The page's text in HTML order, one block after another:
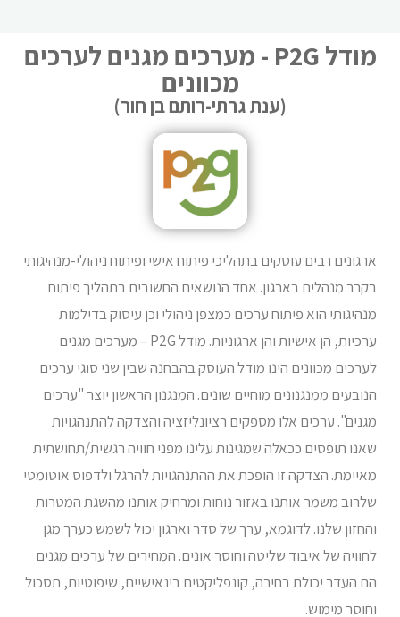
מודל P2G - מערכים מגנים לערכים
מכוונים
(ענת גרתי-רותם בן חור)
ארגונים רבים עוסקים בתהליכי פיתוח אישי ופיתוח ניהולי-מנהיגותי
בקרב מנהלים בארגון. אחד הנושאים החשובים בתהליך פיתוח
מנהיגותי הוא פיתוח ערכים כמצפן ניהולי וכן עיסוק בדילמות
ערכיות, הן אישיות והן ארגוניות. מודל P2G – מערכים מגנים
לערכים מכוונים הינו מודל העוסק בהבחנה שבין שני סוגי ערכים
הנובעים ממנגנונים מוחיים שונים. המנגנון הראשון יוצר "ערכים
מגנים". ערכים אלו מספקים רציונליזציה והצדקה להתנהגויות
שאנו תופסים ככאלה שמגינות עלינו מפני חוויה רגשית/תחושתית
מאיימת. הצדקה זו הופכת את ההתנהגויות להרגל ולדפוס אוטומטי
שלרוב משמר אותנו באזור נוחות ומרחיק אותנו מהשגת המטרות
והחזון שלנו. לדוגמא, ערך של סדר וארגון יכול לשמש כערך מגן
לחוויה של איבוד שליטה וחוסר אונים. המחירים של ערכים מגנים
הם העדר יכולת בחירה, קונפליקטים בינאישיים, שיפוטיות, תסכול
וחוסר מימוש.